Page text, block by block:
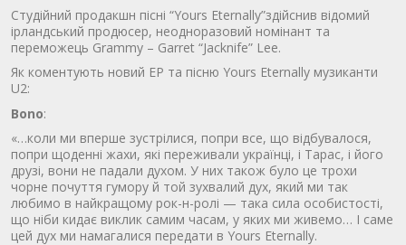
Студійний продакшн пісні “Yours Eternally”здійснив відомий
ірландський продюсер, неодноразовий номінант та
переможець Grammy – Garret “Jacknife” Lee.
Як коментують новий EP та пісню Yours Eternally музиканти
U2:
Bono:
«…коли ми вперше зустрілися, попри все, що відбувалося,
попри щоденні жахи, які переживали українці, і Тарас, і його
друзі, вони не падали духом. У них також було це трохи
чорне почуття гумору й той зухвалий дух, який ми так
любимо в найкращому рок-н-ролі — така сила особистості,
що ніби кидає виклик самим часам, у яких ми живемо… І саме
цей дух ми намагалися передати в Yours Eternally.